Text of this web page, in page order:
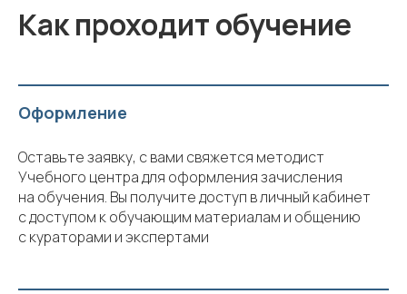
Как проходит обучение
Оформление
Оставьте заявку, с вами свяжется методист
Учебного центра для оформления зачисления
на обучения. Вы получите доступ в личный кабинет
с доступом к обучающим материалам и общению
с кураторами и экспертами